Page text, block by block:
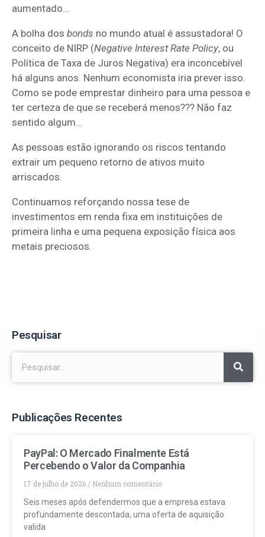
aumentado…
A bolha dos bonds no mundo atual é assustadora! O
conceito de NIRP (Negative Interest Rate Policy, ou
Política de Taxa de Juros Negativa) era inconcebível
há alguns anos. Nenhum economista iria prever isso.
Como se pode emprestar dinheiro para uma pessoa e
ter certeza de que se receberá menos??? Não faz
sentido algum…
As pessoas estão ignorando os riscos tentando
extrair um pequeno retorno de ativos muito
arriscados.
Continuamos reforçando nossa tese de
investimentos em renda fixa em instituições de
primeira linha e uma pequena exposição física aos
metais preciosos.
Pesquisar
Publicações Recentes
PayPal: O Mercado Finalmente Está
Percebendo o Valor da Companhia
17 de julho de 2026
Nenhum comentário
Seis meses após defendermos que a empresa estava
profundamente descontada, uma oferta de aquisição
valida